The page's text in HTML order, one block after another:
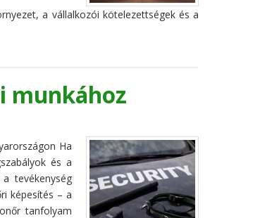
a vállalkozói kötelezettségek és a
munkához
Ha
és a
tevékenység
képesítés – a
tanfolyam